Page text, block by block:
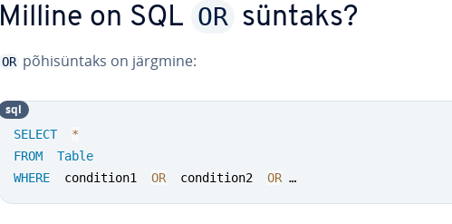
Milline on SQL OR süntaks?
OR põ­hisün­taks on järgmine:
SELECT
*
FROM
Table
WHERE
  condition1
OR
  condition2
OR …
sql